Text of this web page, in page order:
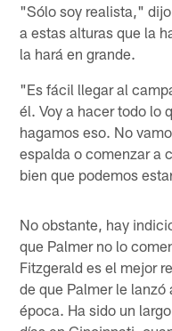
"Sólo soy realista,"
a estas alturas que la
la hará en grande.
"Es fácil llegar al
él. Voy a hacer todo lo
hagamos eso. No
espalda o comenzar a
bien que podemos
No obstante, hay
que Palmer no lo
Fitzgerald es el mejor
de que Palmer le
época. Ha sido un